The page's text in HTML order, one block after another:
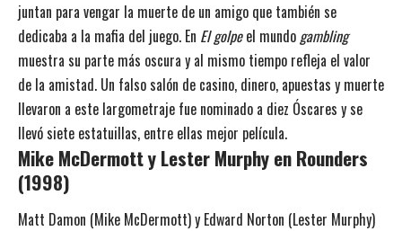
juntan para vengar la muerte de un amigo que también se
dedicaba a la mafia del juego. En El golpeel mundo gambling
muestra su parte más oscura y al mismo tiempo refleja el valor
de la amistad. Un falso salón de casino, dinero, apuestas y muerte
llevaron a este largometraje fue nominado a diez Óscares y se
llevó siete estatuillas, entre ellas mejor película.
Mike McDermott y Lester Murphy en Rounders
(1998)
Matt Damon (Mike McDermott) y Edward Norton (Lester Murphy)